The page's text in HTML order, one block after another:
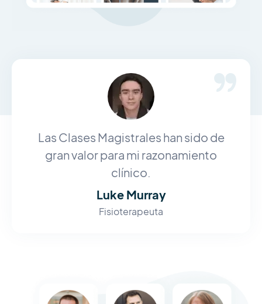
Las Clases Magistrales han sido de
gran valor para mi razonamiento
clínico.
Luke Murray
Fisioterapeuta